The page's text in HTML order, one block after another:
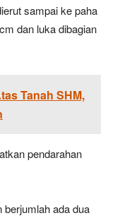
sampai ke paha
dan luka dibagian
Tanah SHM,
pendarahan
berjumlah ada dua